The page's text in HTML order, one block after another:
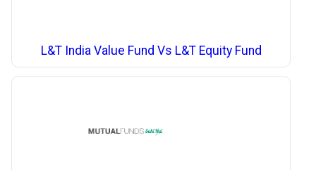
L&T India Value Fund Vs L&T Equity Fund